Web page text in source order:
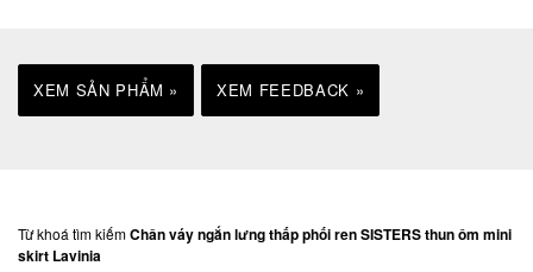
XEM SẢN PHẨM » XEM FEEDBACK »
Từ khoá tìm kiếmChân váy ngắn lưng thấp phối ren SISTERS thun ôm mini
skirt Lavinia